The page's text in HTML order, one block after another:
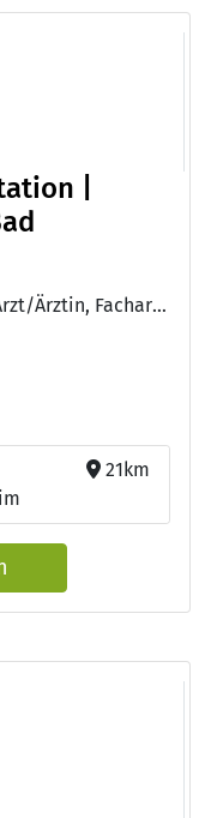
|
Qualifikationen: Approbation als Arzt/Ärztin, Facharzt/Fachärztin für Innere Medizin und Hämatologie und Onkologie, DEGEMED
21km